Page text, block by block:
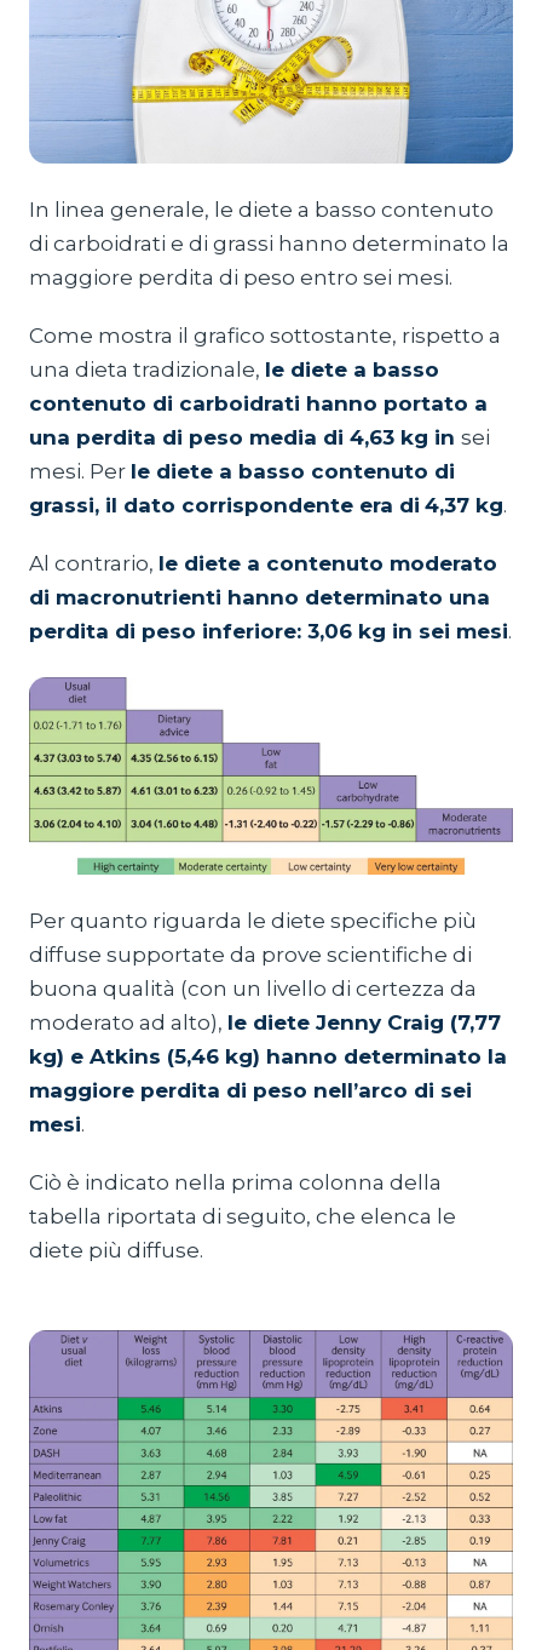
In linea generale, le diete a basso contenuto
di carboidrati e di grassi hanno determinato la
maggiore perdita di peso entro sei mesi.
Come mostra il grafico sottostante, rispetto a
una dieta tradizionale, le diete a basso
contenuto di carboidrati hanno portato a
una perdita di peso media di 4,63 kg in sei
mesi. Per le diete a basso contenuto di
grassi, il dato corrispondente era di 4,37 kg.
Al contrario, le diete a contenuto moderato
di macronutrienti hanno determinato una
perdita di peso inferiore: 3,06 kg in sei mesi.
Per quanto riguarda le diete specifiche più
diffuse supportate da prove scientifiche di
buona qualità (con un livello di certezza da
moderato ad alto), le diete Jenny Craig (7,77
kg) e Atkins (5,46 kg) hanno determinato la
maggiore perdita di peso nell’arco di sei
mesi.
Ciò è indicato nella prima colonna della
tabella riportata di seguito, che elenca le
diete più diffuse.